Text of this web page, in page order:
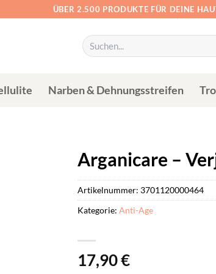
ÜBER 2.500 PRODUKTE FÜR DEINE
Suchen
nach:
Narben & Dehnungsstreifen
Arganicare –
17,90€
Artikelnummer: 3701120000464
Kategorie: Anti-Age